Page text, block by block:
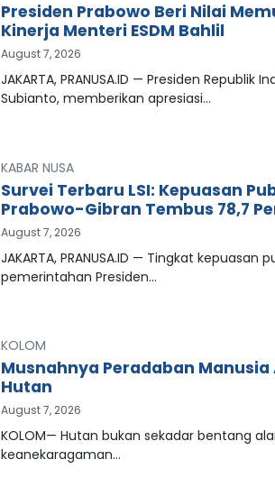
Presiden Prabowo Beri Nilai
Kinerja Menteri ESDM Bahlil
August 7, 2026
JAKARTA, PRANUSA.ID — Presiden Republik
Subianto, memberikan apresiasi…
KABAR NUSA
Survei Terbaru LSI: Kepuasan
Prabowo-Gibran Tembus 78,7
August 7, 2026
JAKARTA, PRANUSA.ID — Tingkat kepuasan
pemerintahan Presiden…
KOLOM
Musnahnya Peradaban
Hutan
August 7, 2026
KOLOM— Hutan bukan sekadar bentang
keanekaragaman…